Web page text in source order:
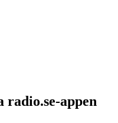
radio.se-appen